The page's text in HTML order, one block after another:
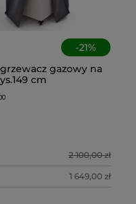
-21%
gazowy na
cm
2 100,00 zł
1 649,00 zł